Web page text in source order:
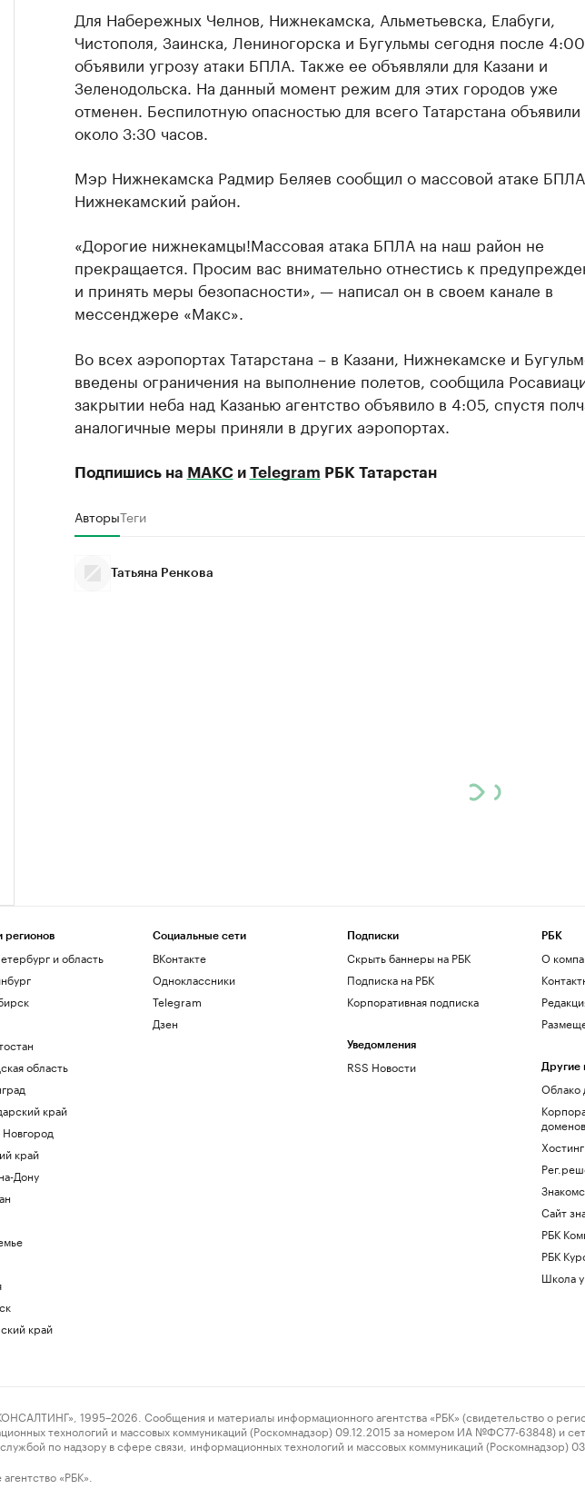
Для Набережных Челнов, Нижнекамска, Альметьевска, Елабуги,
Чистополя, Заинска, Лениногорска и Бугульмы сегодня после 4:00
объявили угрозу атаки БПЛА. Также ее объявляли для Казани и
Зеленодольска. На данный момент режим для этих городов уже
отменен. Беспилотную опасностью для всего Татарстана объявили
около 3:30 часов.
Мэр Нижнекамска Радмир Беляев сообщил о массовой атаке
Нижнекамский район.
«Дорогие нижнекамцы!Массовая атака БПЛА на наш район не
прекращается. Просим вас внимательно отнестись к
и принять меры безопасности», — написал он в своем канале в
мессенджере «Макс».
Во всех аэропортах Татарстана – в Казани, Нижнекамске и
введены ограничения на выполнение полетов, сообщила
закрытии неба над Казанью агентство объявило в 4:05, спустя
аналогичные меры приняли в других аэропортах.
Подпишись на МАКСи Telegram РБК Татарстан
АвторыТеги
Татьяна Ренкова
регионов
и область
область
край
край
Дону
край
Социальные сети
ВКонтакте
Одноклассники
Telegram
Дзен
Подписки
Скрыть баннеры на РБК
Подписка на РБК
Корпоративная подписка
Уведомления
RSS Новости
РБК
О
Другие
Облако
доменов
Сайт
РБК
РБК
Школа
1995–2026. Сообщения и материалы информационного агентства «РБК» (свидетельство о
технологий и массовых коммуникаций (Роскомнадзор) 09.12.2015 за номером ИА №ФС77-63848) и
по надзору в сфере связи, информационных технологий и массовых коммуникаций
«РБК».